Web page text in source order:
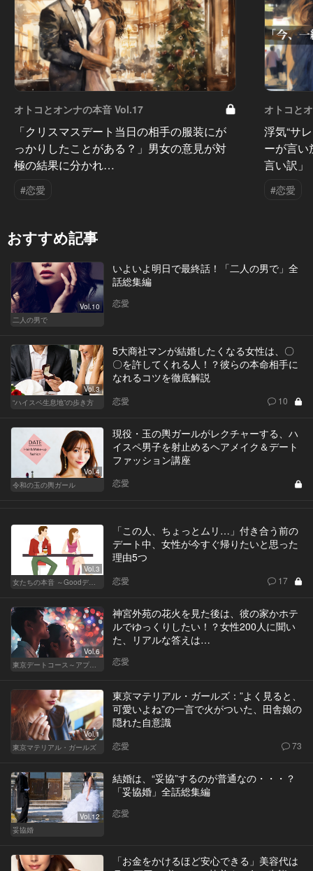
オトコとオンナの本音 Vol.17
「クリスマスデート当日の相手の服装にが
っかりしたことがある？」男女の意見が対
極の結果に分かれ…
#恋愛
オトコと
浮気“サ
ーが言
言い訳」
#恋愛
おすすめ記事
Vol.10
二人の男で
いよいよ明日で最終話！「二人の男で」全
話総集編
恋愛
Vol.3
“ハイスペ生息地”の歩き方
5大商社マンが結婚したくなる女性は、〇
〇を許してくれる人！？彼らの本命相手に
なれるコツを徹底解説
恋愛 10
Vol.4
令和の玉の輿ガール
現役・玉の輿ガールがレクチャーする、ハ
イスペ男子を射止めるヘアメイク＆デート
ファッション講座
恋愛
Vol.3
女たちの本音 ～Goodデート／Badデート～
「この人、ちょっとムリ…」付き合う前の
デート中、女性が今すぐ帰りたいと思った
理由5つ
恋愛 17
Vol.6
東京デートコース～アプリで始まる恋～
神宮外苑の花火を見た後は、彼の家かホテ
ルでゆっくりしたい！？女性200人に聞い
た、リアルな答えは…
恋愛
Vol.1
東京マテリアル・ガールズ
東京マテリアル・ガールズ：”よく見ると、
可愛いよね”の一言で火がついた、田舎娘の
隠れた自意識
恋愛 73
Vol.12
妥協婚
結婚は、“妥協”するのが普通なの・・・？
「妥協婚」全話総集編
恋愛
「お金をかけるほど安心できる」美容代は